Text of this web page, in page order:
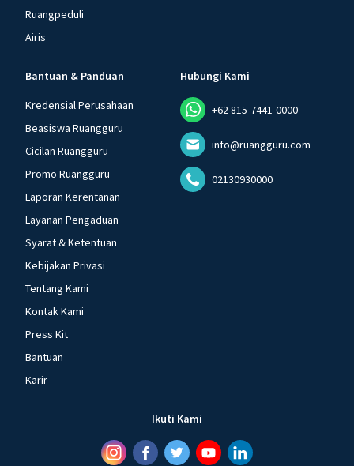
Ruangpeduli
Airis
Bantuan & Panduan
Kredensial Perusahaan
Beasiswa Ruangguru
Cicilan Ruangguru
Promo Ruangguru
Laporan Kerentanan
Layanan Pengaduan
Syarat & Ketentuan
Kebijakan Privasi
Tentang Kami
Kontak Kami
Press Kit
Bantuan
Karir
Hubungi Kami
+62 815-7441-0000
info@ruangguru.com
02130930000
Ikuti Kami